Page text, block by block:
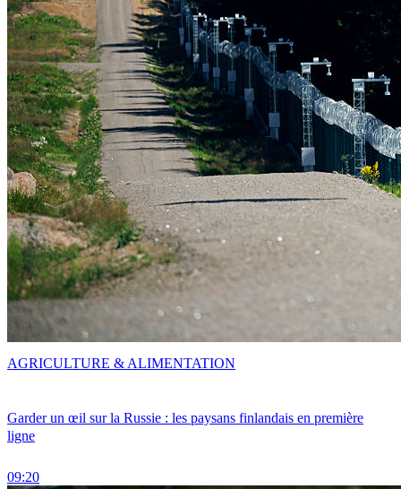
Garder un œil sur la Russie : les paysans finlandais en première
ligne
09:20
AGRICULTURE & ALIMENTATION